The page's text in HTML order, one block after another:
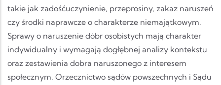
takie jak zadośćuczynienie, przeprosiny, zakaz naruszeń
czy środki naprawcze o charakterze niemajątkowym.
Sprawy o naruszenie dóbr osobistych mają charakter
indywidualny i wymagają dogłębnej analizy kontekstu
oraz zestawienia dobra naruszonego z interesem
społecznym. Orzecznictwo sądów powszechnych i Sądu